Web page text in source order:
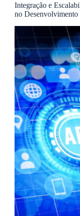
Integração e
no